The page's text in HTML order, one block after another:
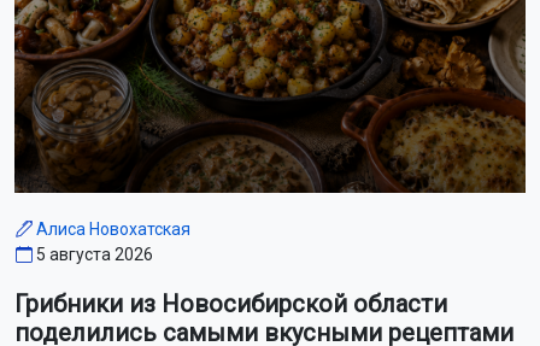
градусный зной
Новосибирских дачников предупредили о штрафе за
содержание кур и коз
В небе над Новосибирской областью пролетит метеорный
поток Персеиды
В Новосибирском зоопарке у выдр родилась двойня
Сотрудники новосибирского МЧС ликвидировали 14
пожаров за сутки